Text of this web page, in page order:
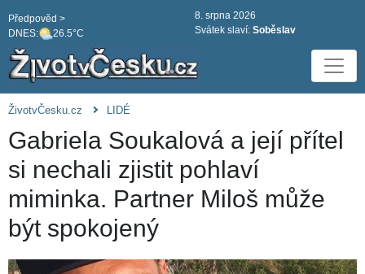
DNES: 26.5°C
Předpověd >
8. srpna 2026
Svátek slaví: Soběslav
ŽivotvČesku.cz LIDÉ
Gabriela Soukalová a její přítel
si nechali zjistit pohlaví
miminka. Partner Miloš může
být spokojený